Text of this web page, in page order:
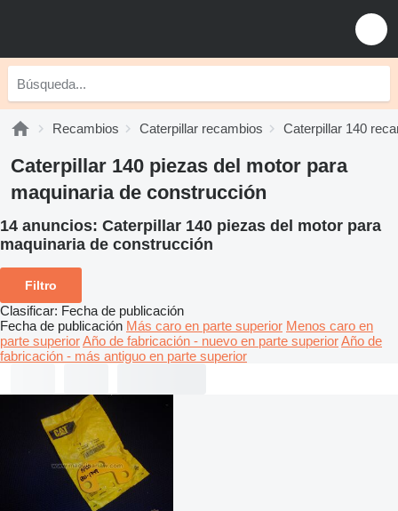
Recambios Caterpillar recambios Caterpillar 140
Caterpillar 140 piezas del motor para
maquinaria de construcción
14 anuncios: Caterpillar 140 piezas del motor para
maquinaria de construcción
Filtro
Clasificar: Fecha de publicación
Fecha de publicación Más caro en parte superior Menos caro en
parte superiorAño de fabricación - nuevo en parte superiorAño de
fabricación - más antiguo en parte superior